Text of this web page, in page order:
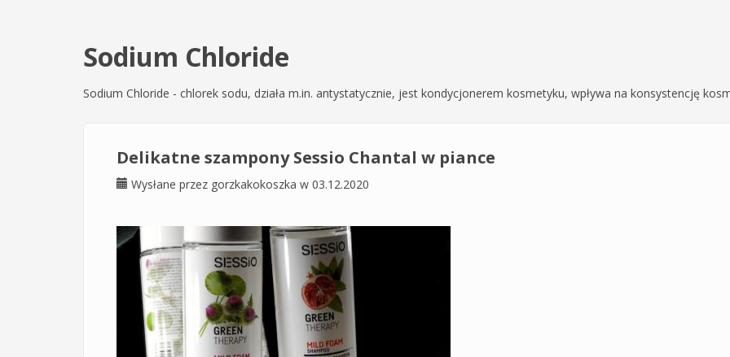
Sodium Chloride
Sodium Chloride - chlorek sodu, działa m.in. antystatycznie, jest kondycjonerem kosmetyku, wpływa na konsystencję
Delikatne szampony Sessio Chantal w piance
Wysłane przez gorzkakokoszka w 03.12.2020